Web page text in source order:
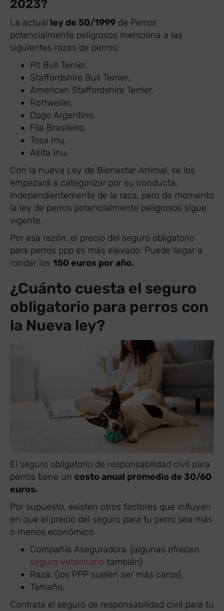
2023?
La actual ley de 50/1999 de Perros
potencialmente peligrosos menciona a las
siguientes razas de perros:
Pit Bull Terrier.
Staffordshire Bull Terrier.
American Staffordshire Terrier.
Rottweiler.
Dogo Argentino.
Fila Brasileiro.
Tosa Inu.
Akita Inu.
Con la nueva Ley de Bienestar Animal, se los
empezará a categorizar por su conducta,
independientemente de la raza, pero de momento
la ley de perros potencialmente peligrosos sigue
vigente.
Por esa razón, el precio del seguro obligatorio
para perros ppp es más elevado. Puede llegar a
rondar los 150 euros por año.
¿Cuánto cuesta el seguro
obligatorio para perros con
la Nueva ley?
El seguro obligatorio de responsabilidad civil para
perros tiene un costo anual promedio de 30/60
euros.
Por supuesto, existen otros factores que influyen
en que el precio del seguro para tu perro sea más
o menos económico.
Compañía Aseguradora. (algunas ofrecen
seguro veterinario también)
Raza. (los PPP suelen ser más caros)
Tamaño.
Contrata el seguro de responsabilidad civil para tu